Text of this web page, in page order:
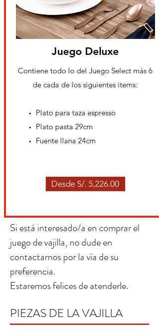
Juego Deluxe
Contiene todo lo del Juego Select más 6
de cada de los siguientes items:
Plato para taza espresso
Plato pasta 29cm
Fuente llana 24cm
Desde S/. 5,226.00
Si está interesado/a en comprar el
juego de vajilla, no dude en
contactarnos por la vía de su
preferencia.
Estaremos felices de atenderle.
PIEZAS DE LA VAJILLA